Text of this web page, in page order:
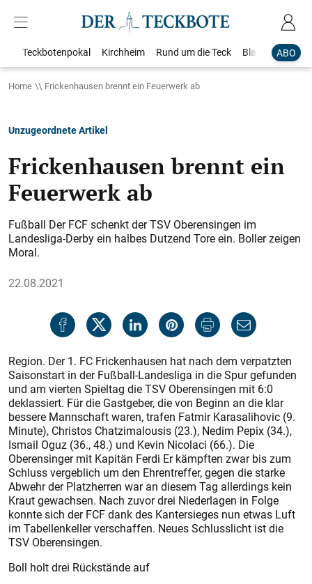
ABO
Teckbotenpokal Kirchheim Rund um die Teck Blaulicht
Home Frickenhausen brennt ein Feuerwerk ab
Unzugeordnete Artikel
Frickenhausen brennt ein
Feuerwerk ab
Fußball Der FCF schenkt der TSV Oberensingen im
Landesliga-Derby ein halbes Dutzend Tore ein. Boller zeigen
Moral.
22.08.2021
Region. Der 1. FC Frickenhausen hat nach dem verpatzten
Saisonstart in der Fußball-Landesliga in die Spur gefunden
und am vierten Spieltag die TSV Oberensingen mit 6:0
deklassiert. Für die Gastgeber, die von Beginn an die klar
bessere Mannschaft waren, trafen Fatmir Karasalihovic (9.
Minute), Christos Chatzimalousis (23.), Nedim Pepix (34.),
Ismail Oguz (36., 48.) und Kevin Nicolaci (66.). Die
Oberensinger mit Kapitän Ferdi Er kämpften zwar bis zum
Schluss vergeblich um den Ehrentreffer, gegen die starke
Abwehr der Platzherren war an diesem Tag allerdings kein
Kraut gewachsen. Nach zuvor drei Niederlagen in Folge
konnte sich der FCF dank des Kantersieges nun etwas Luft
im Tabellenkeller verschaffen. Neues Schlusslicht ist die
TSV Oberensingen.
Boll holt drei Rückstände auf